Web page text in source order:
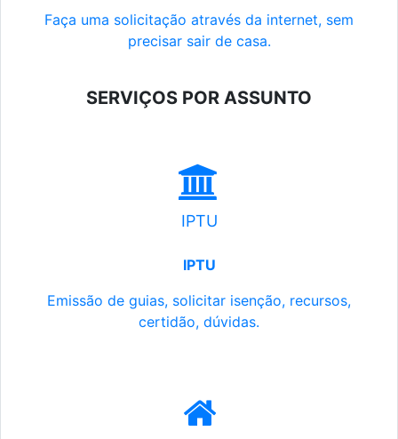
Faça uma solicitação através da internet, sem
precisar sair de casa.
SERVIÇOS POR ASSUNTO
IPTU
IPTU
Emissão de guias, solicitar isenção, recursos,
certidão, dúvidas.